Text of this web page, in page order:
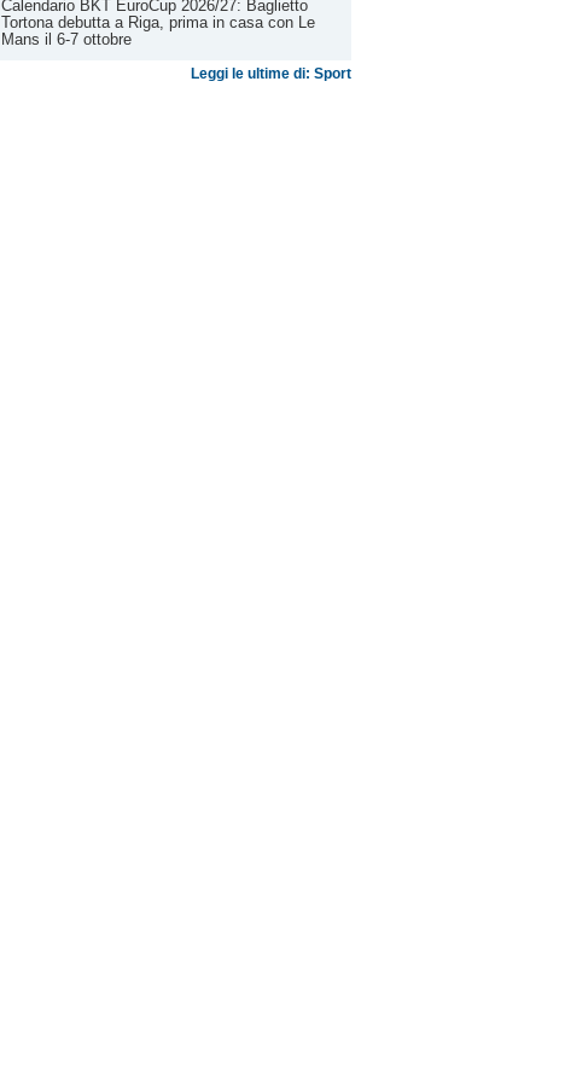
Calendario BKT EuroCup 2026/27: Baglietto
Tortona debutta a Riga, prima in casa con Le
Mans il 6-7 ottobre
Leggi le ultime di: Sport